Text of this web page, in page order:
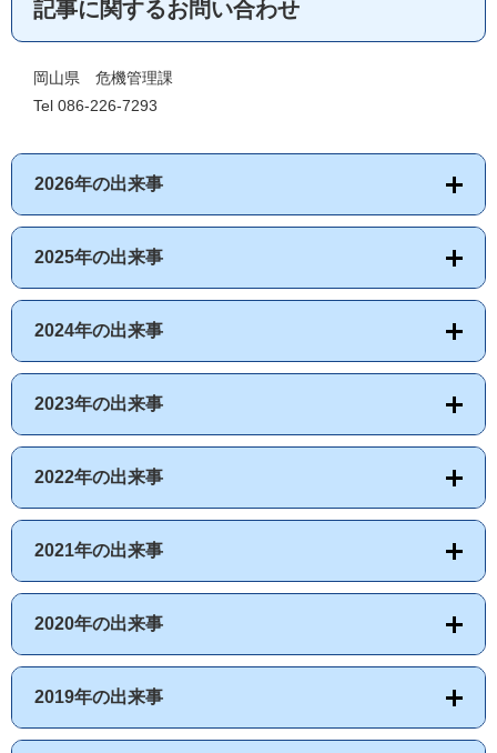
記事に関するお問い合わせ
岡山県 危機管理課
Tel 086-226-7293
2026年の出来事
2025年の出来事
2024年の出来事
2023年の出来事
2022年の出来事
2021年の出来事
2020年の出来事
2019年の出来事